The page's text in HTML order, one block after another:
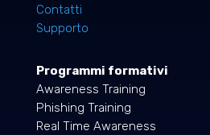
Contatti
Supporto
Programmi formativi
Awareness Training
Phishing Training
Real Time Awareness